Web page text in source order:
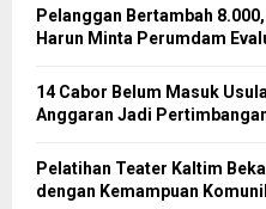
Pelanggan Bertambah
Harun Minta Perumdam
14 Cabor Belum Masuk
Anggaran Jadi
Pelatihan Teater Kaltim
dengan Kemampuan